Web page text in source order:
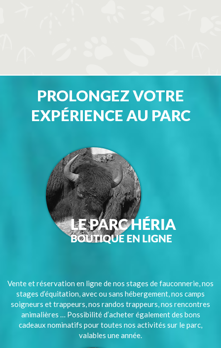
PROLONGEZ VOTRE
EXPÉRIENCE AU PARC
Vente et réservation en ligne de nos stages de fauconnerie, nos
stages d’équitation, avec ou sans hébergement, nos camps
soigneurs et trappeurs, nos randos trappeurs, nos rencontres
animalières … Possibilité d’acheter également des bons
cadeaux nominatifs pour toutes nos activités sur le parc,
valables une année.